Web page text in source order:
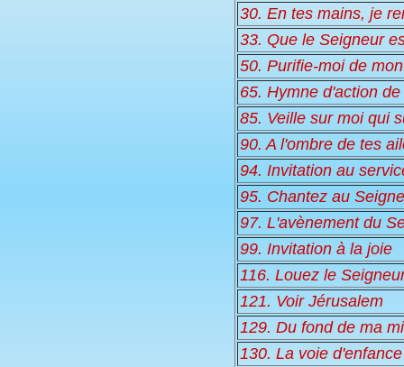
30. En tes mains, je
33. Que le Seigneur
50. Purifie-moi de
65. Hymne d'action
85. Veille sur moi qui
90. A l'ombre de tes
94. Invitation au
95. Chantez au
97. L'avènement du
99. Invitation à la joie
116. Louez le
121. Voir Jérusalem
129. Du fond de ma
130. La voie d'enfance